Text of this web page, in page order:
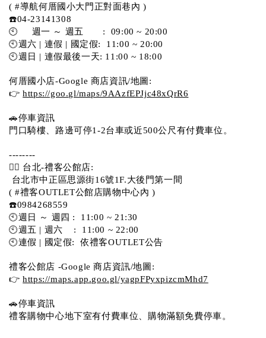
( #導航何厝國小大門正對面巷內 )
☎️04-23141308
🕙     週一 ～ 週五       :  09:00 ~ 20:00
🕙週六 | 連假 | 國定假:  11:00 ~ 20:00
🕙週日 | 連假最後一天: 11:00 ~ 18:00
何厝國小店-Google 商店資訊/地圖:
👉 https://goo.gl/maps/9AAzfEPJjc48xQrR6
🚗停車資訊
門口騎樓、路邊可停1-2台車或近500公尺有付費車位。
--------
💁‍♀️ 台北-禮客公館店:
台北市中正區思源街16號1F.大後門第一間
( #禮客OUTLET公館店購物中心內 )
☎️0984268559
🕙週日 ～ 週四 :  11:00 ~ 21:30
🕙週五 | 週六    :  11:00 ~ 22:00
🕙連假 | 國定假:  依禮客OUTLET公告
禮客公館店 -Google 商店資訊/地圖:
👉 https://maps.app.goo.gl/yagpFPyxpizcmMhd7
🚗停車資訊
禮客購物中心地下室有付費車位、購物滿額免費停車。